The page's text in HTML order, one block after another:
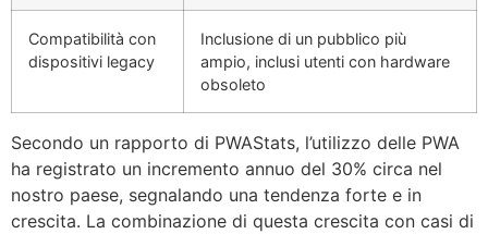
Compatibilità con
dispositivi legacy
Inclusione di un pubblico più
ampio, inclusi utenti con hardware
obsoleto
Secondo un rapporto di PWAStats, l’utilizzo delle PWA
ha registrato un incremento annuo del 30% circa nel
nostro paese, segnalando una tendenza forte e in
crescita. La combinazione di questa crescita con casi di